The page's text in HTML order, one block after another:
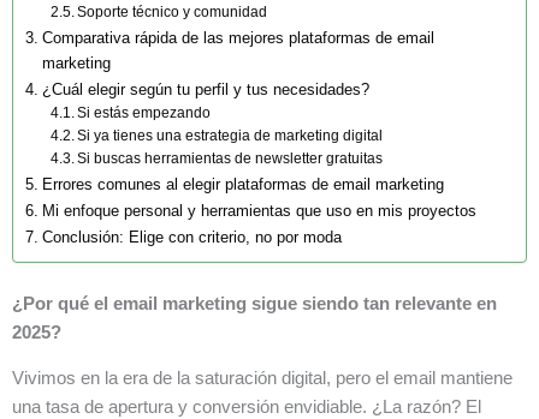
Soporte técnico y comunidad
Comparativa rápida de las mejores plataformas de email
marketing
¿Cuál elegir según tu perfil y tus necesidades?
Si estás empezando
Si ya tienes una estrategia de marketing digital
Si buscas herramientas de newsletter gratuitas
Errores comunes al elegir plataformas de email marketing
Mi enfoque personal y herramientas que uso en mis proyectos
Conclusión: Elige con criterio, no por moda
¿Por qué el email marketing sigue siendo tan relevante en
2025?
Vivimos en la era de la saturación digital, pero el email mantiene
una tasa de apertura y conversión envidiable. ¿La razón? El